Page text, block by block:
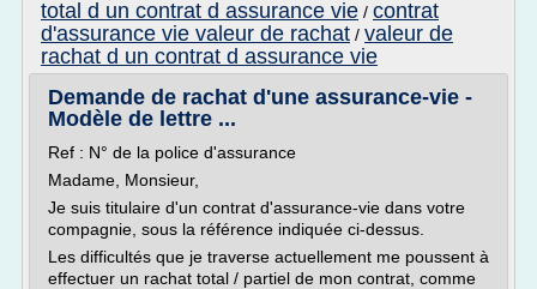
total d un contrat d assurance vie / contrat
d'assurance vie valeur de rachat / valeur de
rachat d un contrat d assurance vie
Demande de rachat d'une assurance-vie -
Modèle de lettre ...
Ref : N° de la police d'assurance
Madame, Monsieur,
Je suis titulaire d'un contrat d'assurance-vie dans votre
compagnie, sous la référence indiquée ci-dessus.
Les difficultés que je traverse actuellement me poussent à
effectuer un rachat total / partiel de mon contrat, comme